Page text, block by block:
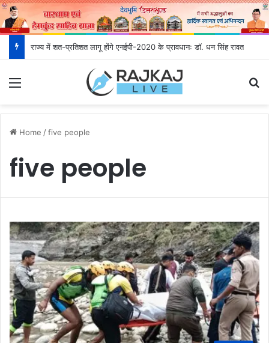
राज्य में शत-प्रतिशत लागू होंगे एनईपी-2020 के प्रावधानः डाॅ. धन सिंह रावत
Home /five people
five people